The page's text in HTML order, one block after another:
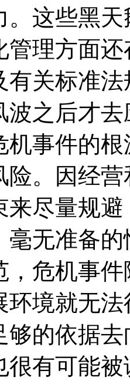
。这些黑
管理方面
有关标准
波之后才
机事件的
险。因经
来尽量规
毫无准备
，危机事
环境就无
够的依据
很有可能